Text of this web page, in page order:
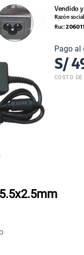
Vendido
Razón
Ruc:
Pago al
S/
COSTO